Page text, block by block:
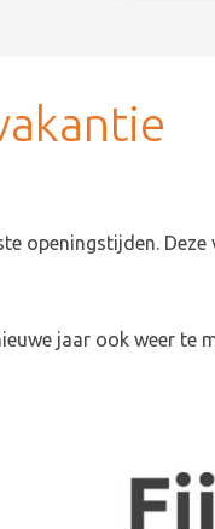
openingstijden. Deze
jaar ook weer te